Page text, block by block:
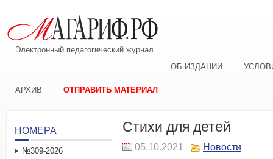
Электронный педагогический журнал
ОБ ИЗДАНИИ
АРХИВ ОТПРАВИТЬ МАТЕРИАЛ
Стихи для детей
05.10.2021 Новости
НОМЕРА
№309-2026